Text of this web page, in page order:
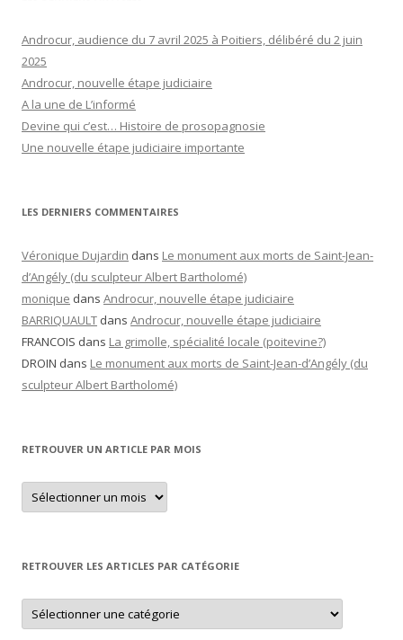
Androcur, audience du 7 avril 2025 à Poitiers, délibéré du 2 juin
2025
Androcur, nouvelle étape judiciaire
A la une de L’informé
Devine qui c’est… Histoire de prosopagnosie
Une nouvelle étape judiciaire importante
LES DERNIERS COMMENTAIRES
Véronique Dujardin dans Le monument aux morts de Saint-Jean-
d’Angély (du sculpteur Albert Bartholomé)
monique dans Androcur, nouvelle étape judiciaire
BARRIQUAULT dans Androcur, nouvelle étape judiciaire
FRANCOIS dans La grimolle, spécialité locale (poitevine?)
DROIN dans Le monument aux morts de Saint-Jean-d’Angély (du
sculpteur Albert Bartholomé)
RETROUVER UN ARTICLE PAR MOIS
Retrouver
un
article
RETROUVER LES ARTICLES PAR CATÉGORIE
Retrouver
les
articles